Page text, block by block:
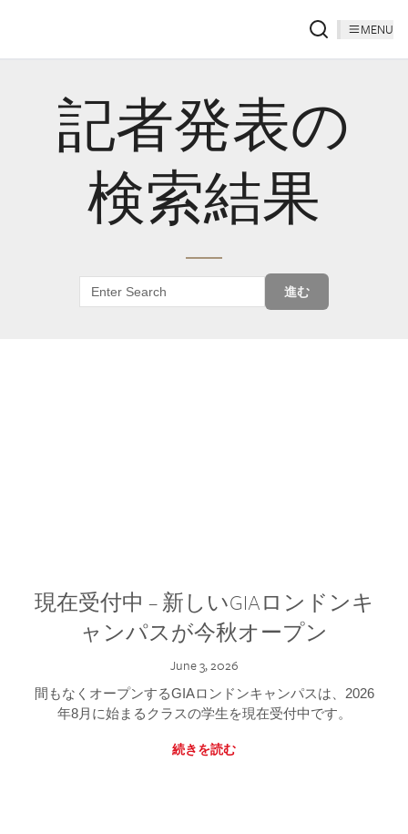
MENU
記者発表の
検索結果
進む
現在受付中 – 新しいGIAロンドンキ
ャンパスが今秋オープン
June 3, 2026
間もなくオープンするGIAロンドンキャンパスは、2026
年8月に始まるクラスの学生を現在受付中です。
続きを読む